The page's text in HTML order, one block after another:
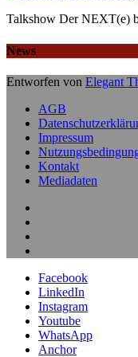
Talkshow Der NEXT(e)
News
Entworfen von Elegant
AGB
Impressum
Kontakt
Mediadaten
Facebook
LinkedIn
Instagram
Youtube
WhatsApp
Anchor